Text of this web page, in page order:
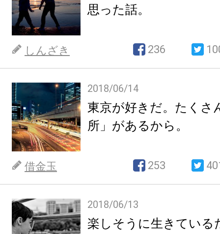
思った話。
しんざき 236
2018/06/14
東京が好きだ。たくさ
所」があるから。
借金玉 253
2018/06/13
楽しそうに生きている